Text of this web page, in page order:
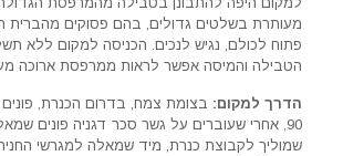
מעותרת בשלטים גדולים, בהם פסוקים
פתוח לכולם, נגיש לנכים. הכניסה למקום ללא
הטבילה והמיסה אפשר לראות ממרפסת ארוכה
הדרך למקום: בצומת צמח, בדרום הכנרת,
90, אחרי שעוברים על גשר סכר דגניה פונים
שמוליך לקבוצת כנרת, מיד שמאלה למגרשי